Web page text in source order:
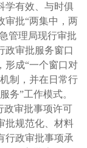
学有效、与时俱
审批“两集中，两
管理局现行审批
政审批服务窗口
形成“一个窗口对
制，并在日常行
务”工作模式。
政审批事项许可
批规范化、材料
行政审批事项承